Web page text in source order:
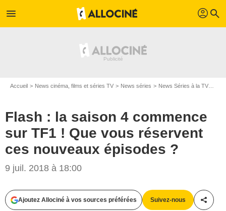
menu profil search
Accueil News cinéma, films et séries TV News séries News Séries à la TV
Flash : la saison 4 commence
sur TF1 ! Que vous réservent
ces nouveaux épisodes ?
9 juil. 2018 à 18:00
Ajoutez Allociné à vos sources préférées Suivez-nous
The CW